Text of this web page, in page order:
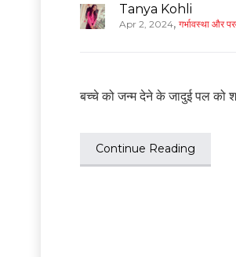
Tanya Kohli
Apr 2, 2024, गर्भावस्था और
बच्चे को जन्म देने के जादुई पल को
Continue Reading